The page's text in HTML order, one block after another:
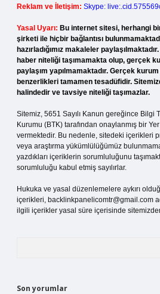
Reklam ve İletişim: Skype:
Yasal Uyarı: Bu internet sitesi, herhangi
şirketi ile hiçbir bağlantısı
hazırladığımız makaleler
haber niteliği taşımamakta olup, gerçek
paylaşım yapılmamaktadır. Gerçek
benzerlikleri tamamen tesadüfidir.
halindedir ve tavsiye niteliği taşımazlar.
Sitemiz, 5651 Sayılı Kanun gereğince Bilgi
Kurumu (BTK) tarafından onaylanmış bir
vermektedir. Bu nedenle, sitedeki içerikleri
veya araştırma yükümlülüğümüz
yazdıkları içeriklerin sorumluluğunu
sorumluluğu kabul etmiş sayılırlar.
Hukuka ve yasal düzenlemelere aykırı
içerikleri, backlinkpanelicomtr@gmail.com
ilgili içerikler yasal süre içerisinde sitemizden
Son yorumlar